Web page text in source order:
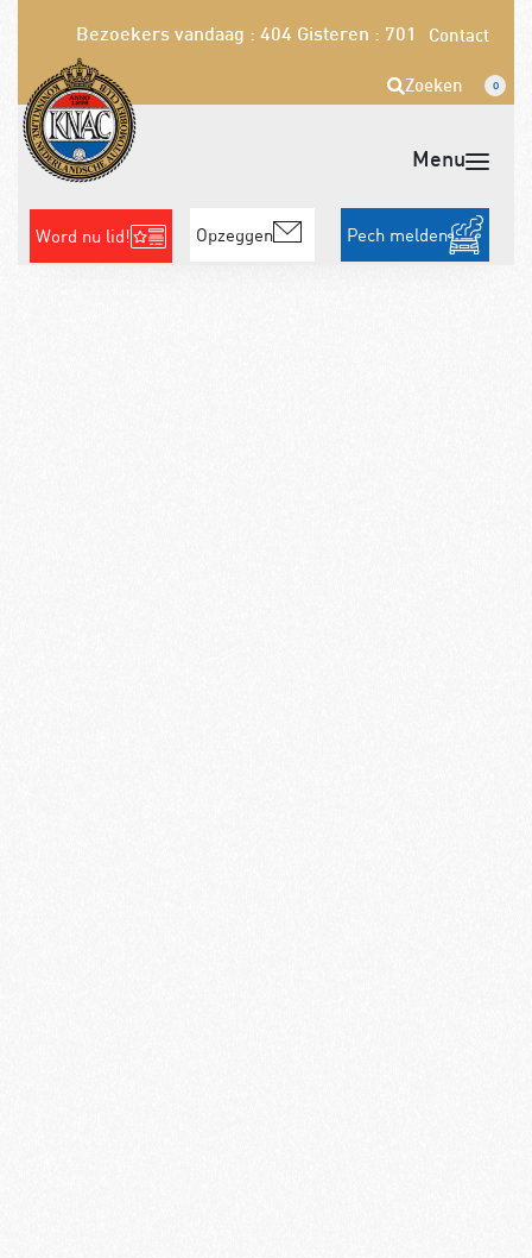
Bezoekers vandaag : 404 Gisteren : 701 Contact
Zoeken 0
Word nu lid! Opzeggen Pech melden